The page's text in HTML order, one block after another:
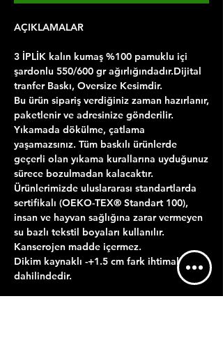
AÇIKLAMALAR
3 İPLİK kalın kumaş %100 pamuklu içi
şardonlu 550/600 gr ağırlığındadır.Dijital
tranfer Baskı, Oversize Kesimdir.
Bu ürün sipariş verdiğiniz zaman hazırlanır,
paketlenir ve adresinize gönderilir.
Yıkamada dökülme, çatlama
yaşamazsınız. Tüm baskılı ürünlerde
geçerli olan yıkama kurallarına uyduğunuz
sürece bozulmadan kalacaktır.
Ürünlerimizde uluslararası standartlarda
sertifikalı (OEKO-TEX® Standart 100),
insan ve hayvan sağlığına zarar vermeyen
su bazlı tekstil boyaları kullanılır.
Kanserojen madde içermez.
Dikim kaynaklı -+1.5 cm fark ihtimal
dahilindedir.